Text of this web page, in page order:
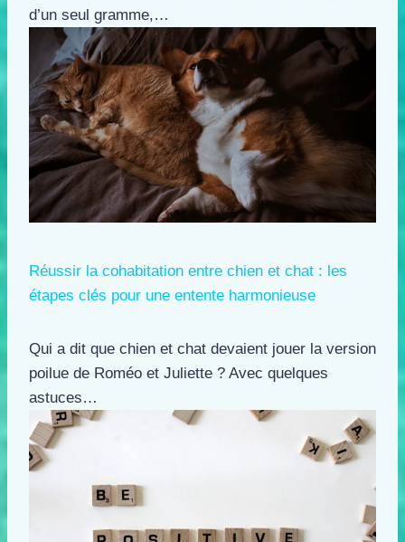
d’un seul gramme,…
Réussir la cohabitation entre chien et chat : les
étapes clés pour une entente harmonieuse
Qui a dit que chien et chat devaient jouer la version
poilue de Roméo et Juliette ? Avec quelques
astuces…